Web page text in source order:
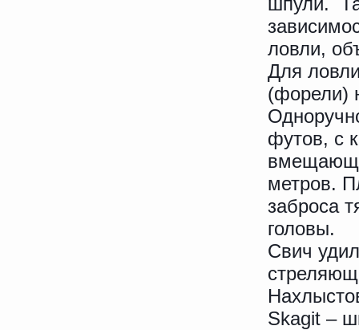
ловли,
Для
(форели)
футов, с
метров.
заброса
головы.
Свич
Skagit –